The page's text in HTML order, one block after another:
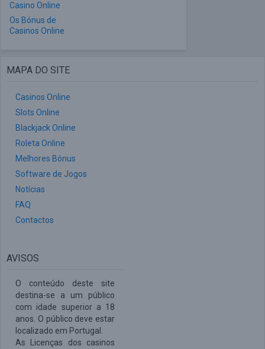
Casino Online
Os Bónus de
Casinos Online
MAPA DO SITE
Casinos Online
Slots Online
Blackjack Online
Roleta Online
Melhores Bónus
Software de Jogos
Notícias
FAQ
Contactos
AVISOS
O conteúdo deste site
destina-se a um público
com idade superior a 18
anos. O público deve estar
localizado em Portugal.
As Licenças dos casinos